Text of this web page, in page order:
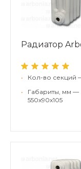
Радиатор
•
Кол-во секций
•
Габариты, мм —
550x90x105